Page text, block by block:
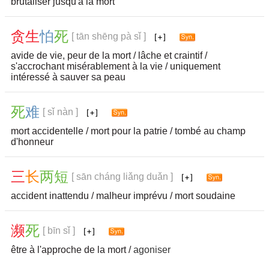
贪生怕死 [ tān shēng pà sǐ ]
avide de vie, peur de la mort / lâche et craintif /
s'accrochant misérablement à la vie / uniquement
intéressé à sauver sa peau
死难 [ sǐ nàn ]
mort accidentelle / mort pour la patrie / tombé au champ
d'honneur
三长两短 [ sān cháng liǎng duǎn ]
accident inattendu / malheur imprévu / mort soudaine
濒死 [ bīn sǐ ]
être à l'approche de la mort /agoniser